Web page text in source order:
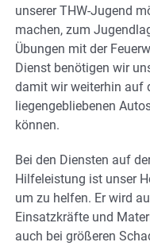
unserer THW-Jugend
machen, zum
Übungen mit der
Dienst benötigen wir
damit wir weiterhin auf
liegengebliebenen
können.
Bei den Diensten auf
Hilfeleistung ist unser
um zu helfen. Er wird
Einsatzkräfte und
auch bei größeren